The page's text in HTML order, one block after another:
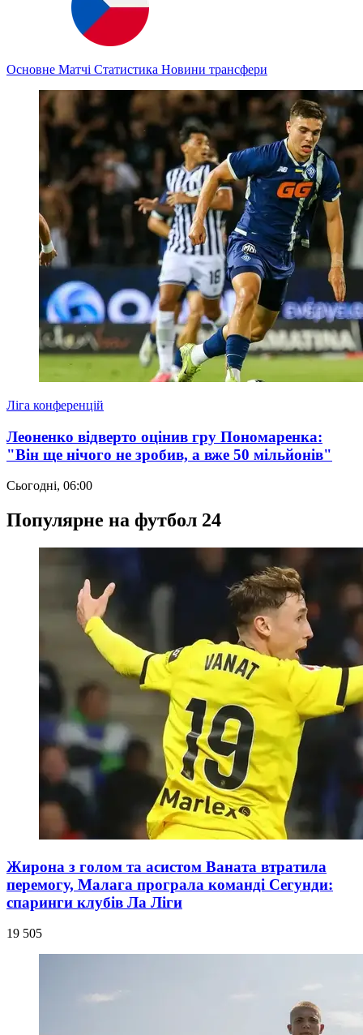
Основне Матчі Статистика Новини трансфери
Ліга конференцій
Леоненко відверто оцінив гру Пономаренка:
"Він ще нічого не зробив, а вже 50 мільйонів"
Сьогодні, 06:00
Популярне на футбол 24
Жирона з голом та асистом Ваната втратила
перемогу, Малага програла команді Сегунди:
спаринги клубів Ла Ліги
19 505